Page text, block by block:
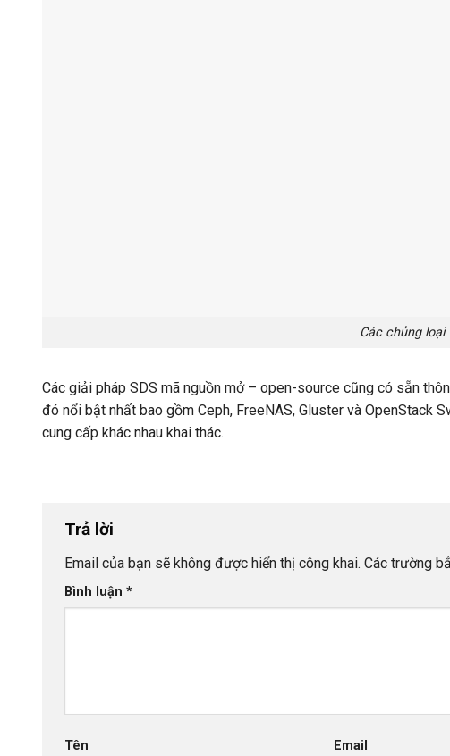
Các chủng loại
Các giải pháp SDS mã nguồn mở – open-source cũng có sẵn
đó nổi bật nhất bao gồm Ceph, FreeNAS, Gluster và OpenStack
cung cấp khác nhau khai thác.
Trả lời
Email của bạn sẽ không được hiển thị công khai. Các trường
Bình luận *
Tên Email